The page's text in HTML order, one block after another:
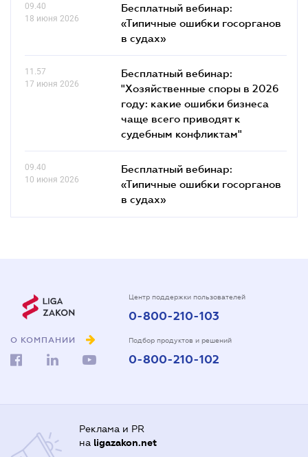
09.40
18 июня 2026
Бесплатный вебинар:
«Типичные ошибки госорганов
в судах»
11.57
17 июня 2026
Бесплатный вебинар:
"Хозяйственные споры в 2026
году: какие ошибки бизнеса
чаще всего приводят к
судебным конфликтам"
09.40
10 июня 2026
Бесплатный вебинар:
«Типичные ошибки госорганов
в судах»
О КОМПАНИИ
Центр поддержки пользователей
0-800-210-103
Подбор продуктов и решений
0-800-210-102
Реклама и PR
на ligazakon.net